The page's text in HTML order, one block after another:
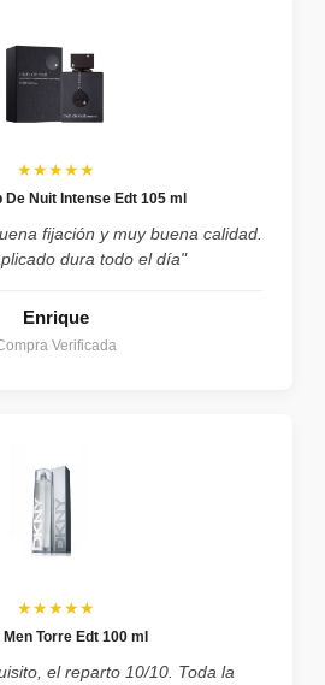
★★★★★
Nuit Intense Edt 105 ml
fijación y muy buena calidad.
dura todo el día"
Enrique
Verificada
★★★★★
Men Torre Edt 100 ml
el reparto 10/10. Toda la